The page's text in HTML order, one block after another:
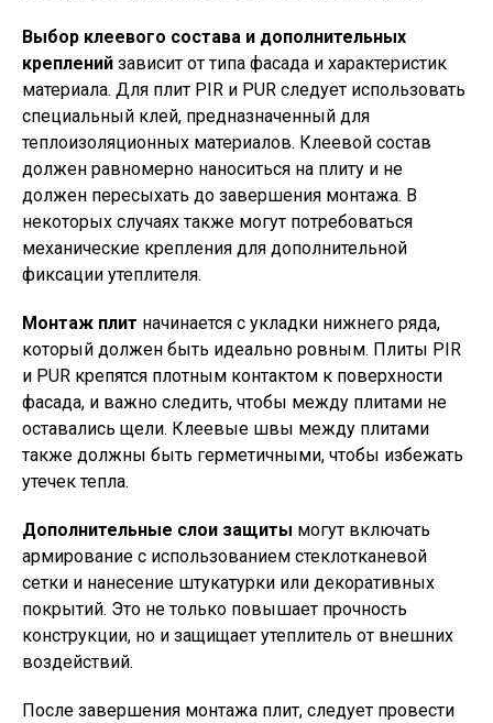
Выбор клеевого состава и дополнительных
креплений зависит от типа фасада и характеристик
материала. Для плит PIR и PUR следует использовать
специальный клей, предназначенный для
теплоизоляционных материалов. Клеевой состав
должен равномерно наноситься на плиту и не
должен пересыхать до завершения монтажа. В
некоторых случаях также могут потребоваться
механические крепления для дополнительной
фиксации утеплителя.
Монтаж плит начинается с укладки нижнего ряда,
который должен быть идеально ровным. Плиты PIR
и PUR крепятся плотным контактом к поверхности
фасада, и важно следить, чтобы между плитами не
оставались щели. Клеевые швы между плитами
также должны быть герметичными, чтобы избежать
утечек тепла.
Дополнительные слои защиты могут включать
армирование с использованием стеклотканевой
сетки и нанесение штукатурки или декоративных
покрытий. Это не только повышает прочность
конструкции, но и защищает утеплитель от внешних
воздействий.
После завершения монтажа плит, следует провести